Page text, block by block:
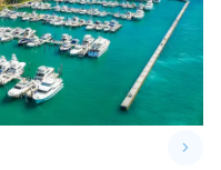
keyboard_arrow_right